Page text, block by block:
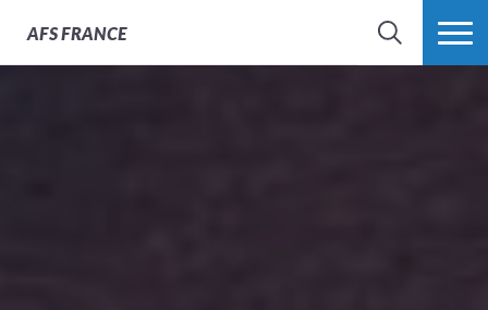
AFSFRANCE
CHERCHER PLUS